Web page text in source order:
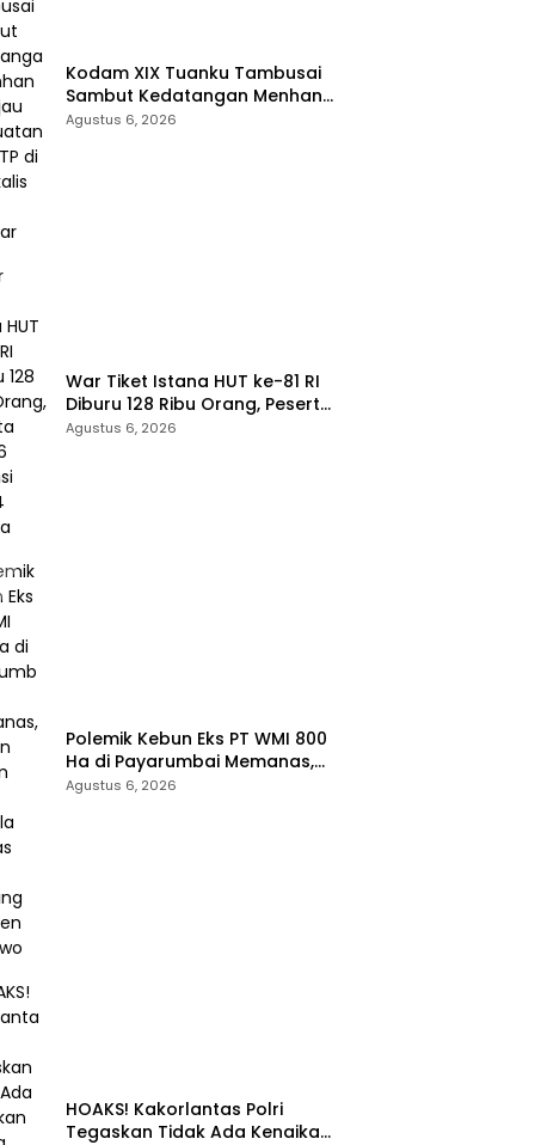
Kodam XIX Tuanku Tambusai
Sambut Kedatangan Menhan
RI, Tinjau Penguatan Yonif TP di
Agustus 6, 2026
War Tiket Istana HUT ke-81 RI
Diburu 128 Ribu Orang, Peserta
dari 36 Provinsi dan 14 Negara
Agustus 6, 2026
Polemik Kebun Eks PT WMI 800
Ha di Payarumbai Memanas,
Asisten Umum Tolak Dikelola
Agustus 6, 2026
HOAKS! Kakorlantas Polri
Tegaskan Tidak Ada Kenaikan